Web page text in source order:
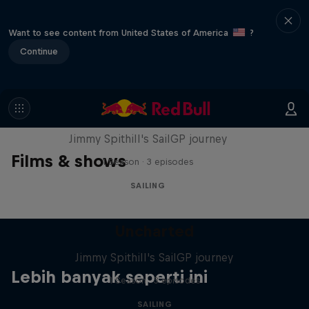
Want to see content from United States of America
?
Continue
Films & shows
Uncharted
Jimmy Spithill's SailGP journey
1 Season · 3 episodes
SAILING
Lebih banyak seperti ini
Jimmy Spithill's SailGP journey
1 Season · 3 episodes
SAILING